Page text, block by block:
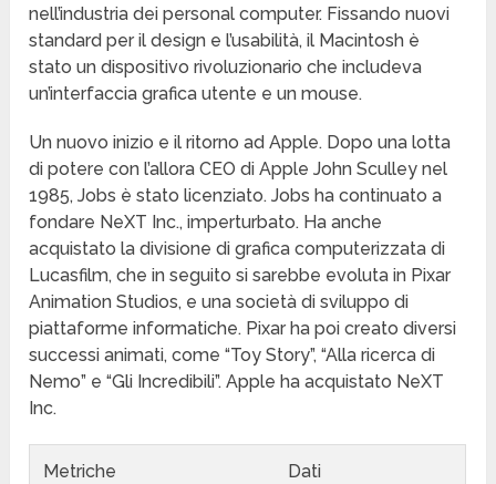
nell’industria dei personal computer. Fissando nuovi
standard per il design e l’usabilità, il Macintosh è
stato un dispositivo rivoluzionario che includeva
un’interfaccia grafica utente e un mouse.
Un nuovo inizio e il ritorno ad Apple. Dopo una lotta
di potere con l’allora CEO di Apple John Sculley nel
1985, Jobs è stato licenziato. Jobs ha continuato a
fondare NeXT Inc., imperturbato. Ha anche
acquistato la divisione di grafica computerizzata di
Lucasfilm, che in seguito si sarebbe evoluta in Pixar
Animation Studios, e una società di sviluppo di
piattaforme informatiche. Pixar ha poi creato diversi
successi animati, come “Toy Story”, “Alla ricerca di
Nemo” e “Gli Incredibili”. Apple ha acquistato NeXT
Inc.
Metriche Dati